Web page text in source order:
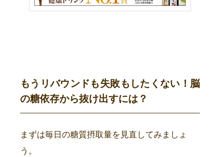
もうリバウンドも失敗もしたくない！脳
の糖依存から抜け出すには？
まずは毎日の糖質摂取量を見直してみましょ
う。